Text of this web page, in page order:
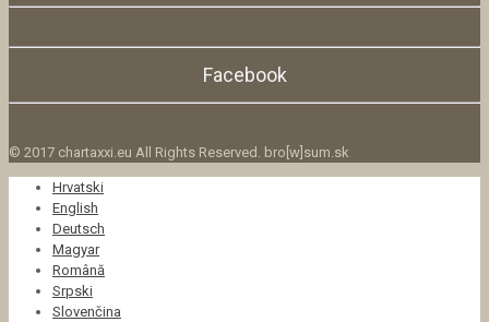
Facebook
© 2017 chartaxxi.eu All Rights Reserved. bro[w]sum.sk
Hrvatski
English
Deutsch
Magyar
Română
Srpski
Slovenčina